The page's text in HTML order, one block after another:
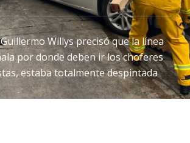
Willys precisó que la línea
por donde deben ir los choferes
estaba totalmente despintada